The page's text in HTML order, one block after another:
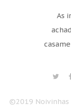
As
©2019